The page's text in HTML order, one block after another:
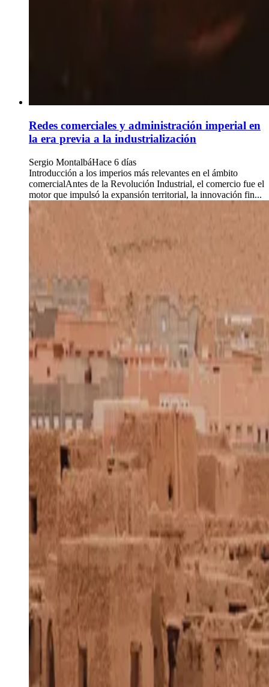
Redes comerciales y administración imperial en
la era previa a la industrialización
Sergio MontalbáHace 6 días
Introducción a los imperios más relevantes en el ámbito
comercialAntes de la Revolución Industrial, el comercio fue el
motor que impulsó la expansión territorial, la innovación fin...